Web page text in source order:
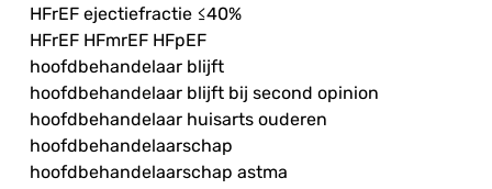
HFrEF ejectiefractie ≤40%
HFrEF HFmrEF HFpEF
hoofdbehandelaar blijft
hoofdbehandelaar blijft bij second opinion
hoofdbehandelaar huisarts ouderen
hoofdbehandelaarschap
hoofdbehandelaarschap astma